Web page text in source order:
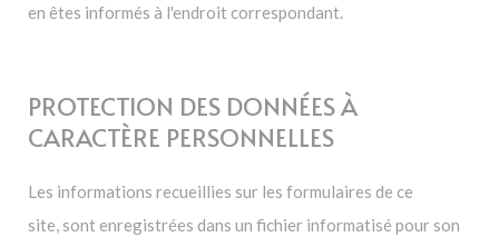
en êtes informés à l'endroit correspondant.
PROTECTION DES DONNÉES À
CARACTÈRE PERSONNELLES
Les informations recueillies sur les formulaires de ce
site, sont enregistrées dans un fichier informatisé pour son